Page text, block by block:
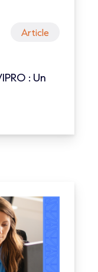
Article
: Un